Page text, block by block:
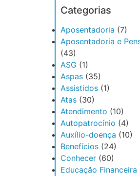
Categorias
Aposentadoria (7)
Aposentadoria e
(43)
ASG (1)
Aspas (35)
Assistidos (1)
Atas (30)
Atendimento (10)
Autopatrocínio (4)
Auxílio-doença (10)
Benefícios (24)
Conhecer (60)
Educação Financeira